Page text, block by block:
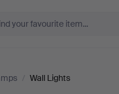
/ Wall Lights